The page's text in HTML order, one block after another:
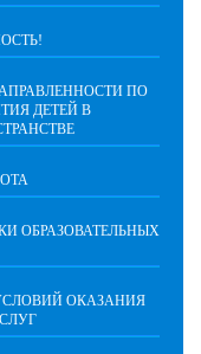
ПО
ДЕТЕЙ В
ОБРАЗОВАТЕЛЬНЫХ
ОКАЗАНИЯ